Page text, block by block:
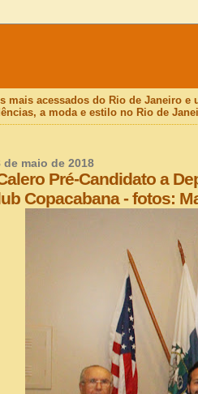
acessados do Rio de Janeiro
a moda e estilo no Rio de
de maio de 2018
Pré-Candidato a
Copacabana - fotos: